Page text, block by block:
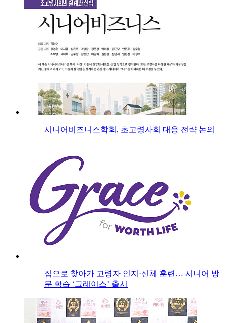
시니어비즈니스학회, 초고령사회 대응 전략 논의
집으로 찾아가 고령자 인지·신체 훈련… 시니어 방
문 학습 ‘그레이스’ 출시